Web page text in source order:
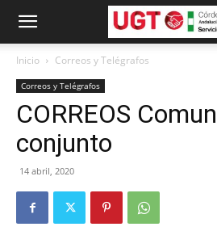
Inicio Correos y Telégrafos
Correos y Telégrafos
CORREOS
conjunto
14 abril, 2020